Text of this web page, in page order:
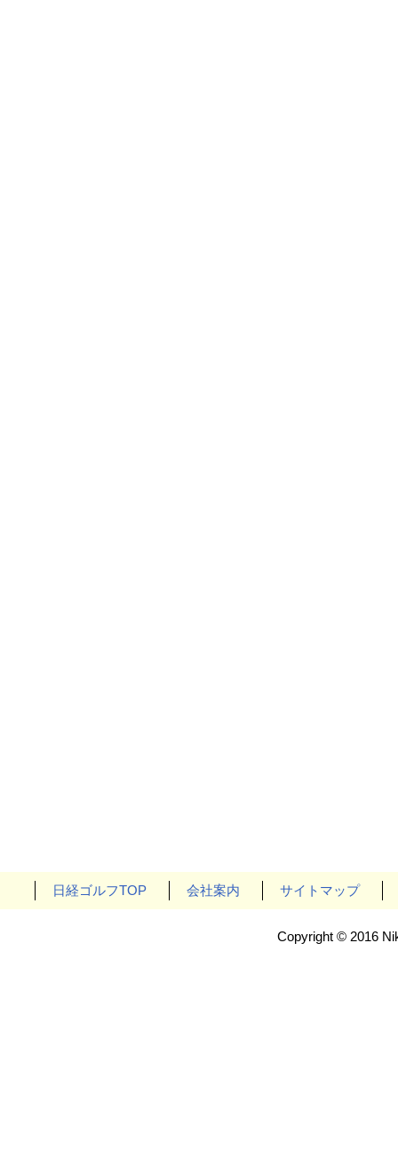
日経ゴルフTOP 会社案内 サイトマップ
Copyright © 2016